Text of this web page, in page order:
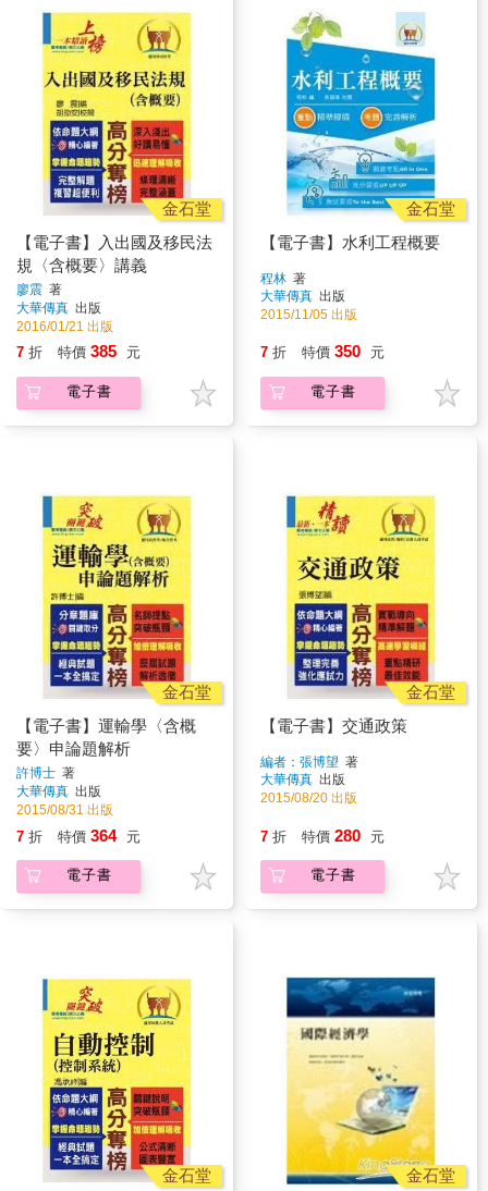
金石堂
【電子書】入出國及移民法
規〈含概要〉講義
廖震 著
大華傳真 出版
2016/01/21 出版
7 折 特價 385 元
電子書
金石堂
【電子書】水利工程概要
程林 著
大華傳真 出版
2015/11/05 出版
7 折 特價 350 元
電子書
金石堂
【電子書】運輸學〈含概
要〉申論題解析
許博士 著
大華傳真 出版
2015/08/31 出版
7 折 特價 364 元
電子書
金石堂
【電子書】交通政策
編者：張博望 著
大華傳真 出版
2015/08/20 出版
7 折 特價 280 元
電子書
金石堂
金石堂